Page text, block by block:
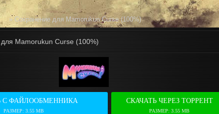
» Сохранение для Mamorukun Curse (100%)
Mamorukun Curse (100%)
С ФАЙЛООБМЕННИКА
РАЗМЕР: 3.55 MB
СКАЧАТЬ ЧЕРЕЗ ТОРРЕНТ
РАЗМЕР: 3.55 MB